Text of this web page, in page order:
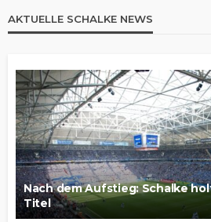
AKTUELLE SCHALKE NEWS
Nach dem Aufstieg: Schalke
Titel